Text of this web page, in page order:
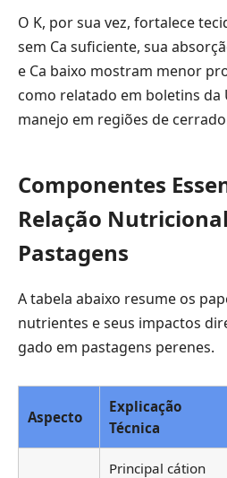
O K, por sua vez, fortalece
sem Ca suficiente, sua
e Ca baixo mostram menor
como relatado em boletins da
manejo em regiões de
Componentes
Relação
Pastagens
A tabela abaixo resume os
nutrientes e seus impactos
gado em pastagens perenes.
Aspecto
Explicação
Técnica
Principal cátion